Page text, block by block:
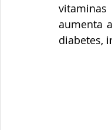
aumenta
diabetes,